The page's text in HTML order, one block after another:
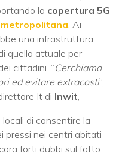
la copertura 5G
. Ai
una infrastruttura
quella attuale per
cittadini. “Cerchiamo
ed evitare extracosti“,
It di Inwit,
di consentire la
pressi nei centri abitati
forti dubbi sul fatto